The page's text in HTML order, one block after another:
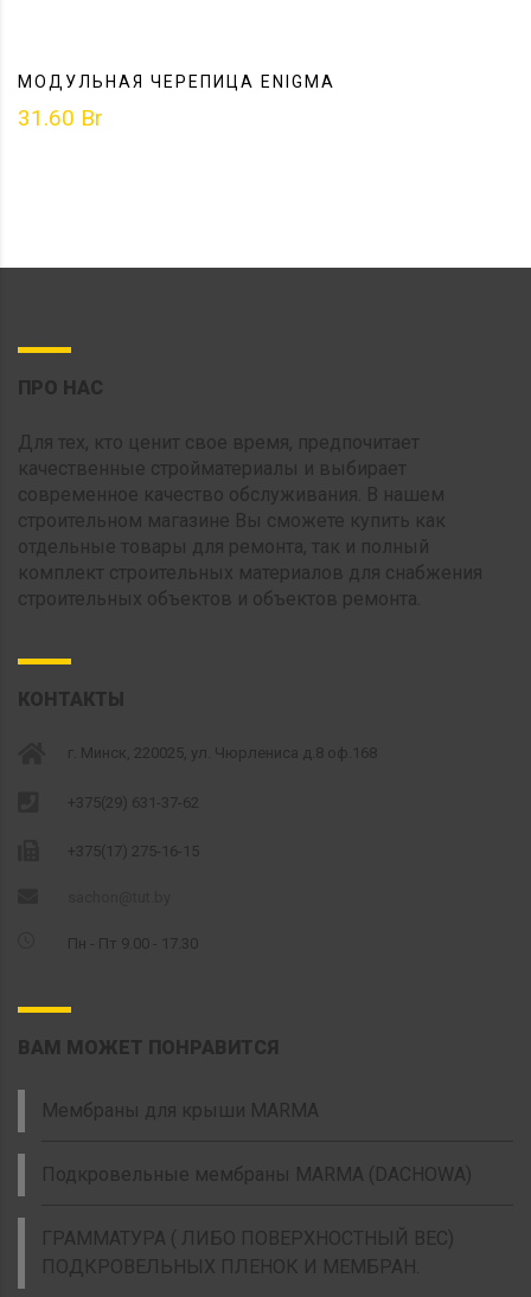
МОДУЛЬНАЯ ЧЕРЕПИЦА ENIGMA
31.60 Br
ПРО НАС
Для тех, кто ценит свое время, предпочитает
качественные стройматериалы и выбирает
современное качество обслуживания. В нашем
строительном магазине Вы сможете купить как
отдельные товары для ремонта, так и полный
комплект строительных материалов для снабжения
строительных объектов и объектов ремонта.
КОНТАКТЫ
г. Минск, 220025, ул. Чюрлениса д.8 оф.168
+375(29) 631-37-62
+375(17) 275-16-15
Пн - Пт 9.00 - 17.30
ВАМ МОЖЕТ ПОНРАВИТСЯ
Мембраны для крыши MARMA
Подкровельные мембраны MARMA (DACHOWA)
ГРАММАТУРА ( ЛИБО ПОВЕРХНОСТНЫЙ ВЕС)
ПОДКРОВЕЛЬНЫХ ПЛЕНОК И МЕМБРАН.